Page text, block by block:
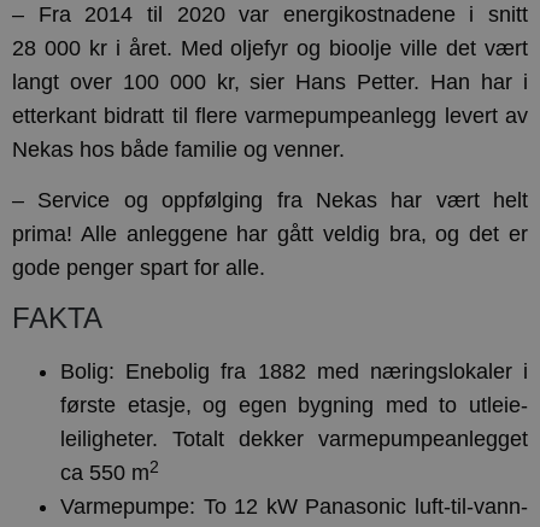
– Fra 2014 til 2020 var energikostnadene i snitt
28 000 kr i året. Med oljefyr og bioolje ville det vært
langt over 100 000 kr, sier Hans Petter. Han har i
etterkant bidratt til flere varmepumpeanlegg levert av
Nekas hos både familie og venner.
– Service og oppfølging fra Nekas har vært helt
prima! Alle anleggene har gått veldig bra, og det er
gode penger spart for alle.
FAKTA
Bolig: Enebolig fra 1882 med næringslokaler i
første etasje, og egen bygning med to utleie-
leiligheter. Totalt dekker varmepumpeanlegget
ca 550 m2
Varmepumpe: To 12 kW Panasonic luft-til-vann-